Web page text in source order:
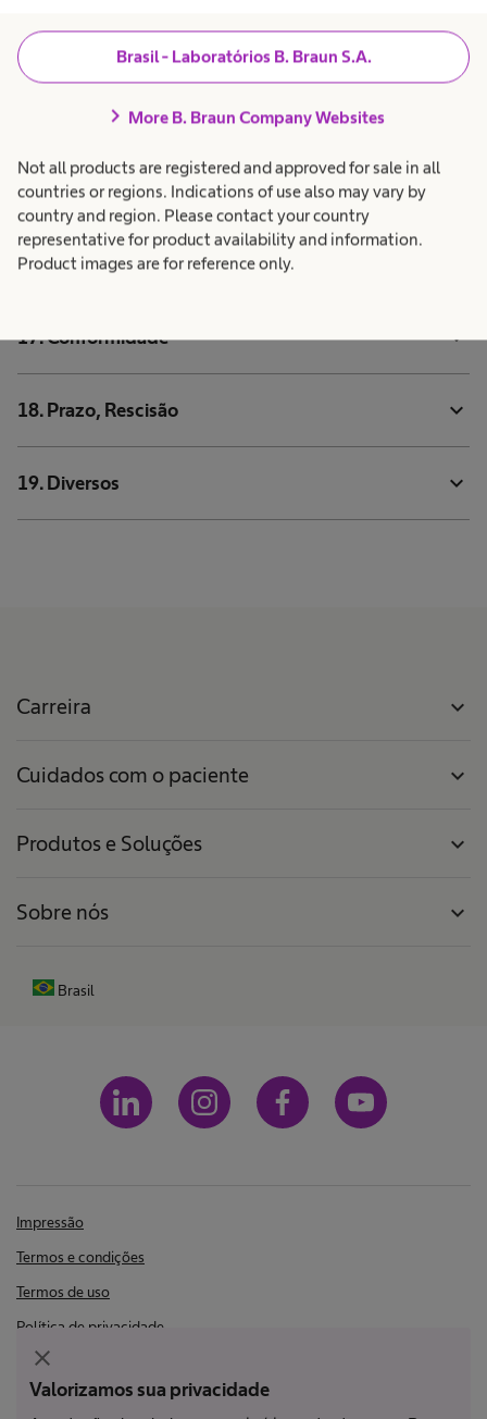
Brasil - Laboratórios B. Braun S.A.
chevron_right More B. Braun Company Websites
Not all products are registered and approved for sale in all
countries or regions. Indications of use also may vary by
country and region. Please contact your country
representative for product availability and information.
Product images are for reference only.
14. Concessão de direitos para serviços expand_more
(“Wegfall der Geschäftsgrundlage”)
16. Declaração de Segurança para Operadores
Econômicos Autorizados AEO
17. Conformidade expand_more
18. Prazo, Rescisão expand_more
19. Diversos expand_more
Carreira expand_more
Cuidados com o paciente expand_more
Produtos e Soluções expand_more
Sobre nós expand_more
Brasil
Impressão
Termos e condições
Termos de uso
Política de privacidade
LGPD
Valorizamos sua privacidade
close